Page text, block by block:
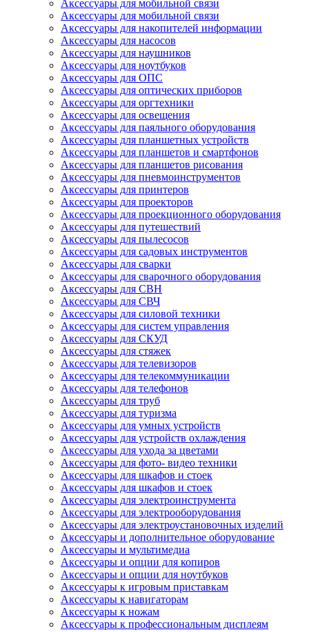
Аксессуары для мобильной связи
Аксессуары для мобильной связи
Аксессуары для накопителей информации
Аксессуары для насосов
Аксессуары для наушников
Аксессуары для ноутбуков
Аксессуары для ОПС
Аксессуары для оптических приборов
Аксессуары для оргтехники
Аксессуары для освещения
Аксессуары для паяльного оборудования
Аксессуары для планшетных устройств
Аксессуары для планшетов и смартфонов
Аксессуары для планшетов рисования
Аксессуары для пневмоинструментов
Аксессуары для принтеров
Аксессуары для проекторов
Аксессуары для проекционного оборудования
Аксессуары для путешествий
Аксессуары для пылесосов
Аксессуары для садовых инструментов
Аксессуары для сварки
Аксессуары для сварочного оборудования
Аксессуары для СВН
Аксессуары для СВЧ
Аксессуары для силовой техники
Аксессуары для систем управления
Аксессуары для СКУД
Аксессуары для стяжек
Аксессуары для телевизоров
Аксессуары для телекоммуникации
Аксессуары для телефонов
Аксессуары для труб
Аксессуары для туризма
Аксессуары для умных устройств
Аксессуары для устройств охлаждения
Аксессуары для ухода за цветами
Аксессуары для фото- видео техники
Аксессуары для шкафов и стоек
Аксессуары для шкафов и стоек
Аксессуары для электроинструмента
Аксессуары для электрооборудования
Аксессуары для электроустановочных изделий
Аксессуары и дополнительное оборудование
Аксессуары и мультимедиа
Аксессуары и опции для копиров
Аксессуары и опции для ноутбуков
Аксессуары к игровым приставкам
Аксессуары к навигаторам
Аксессуары к ножам
Аксессуары к профессиональным дисплеям